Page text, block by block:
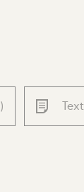
) Text